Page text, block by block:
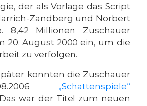
der als Vorlage das Script
Zandberg und Norbert
8,42 Millionen Zuschauer
20. August 2000 ein, um die
zu verfolgen.
konnten die Zuschauer
„Schattenspiele“
war der Titel zum neuen